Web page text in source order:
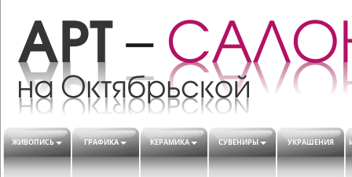
ЖИВОПИСЬ ГРАФИКА КЕРАМИКА СУВЕНИРЫ УКРАШЕНИЯ